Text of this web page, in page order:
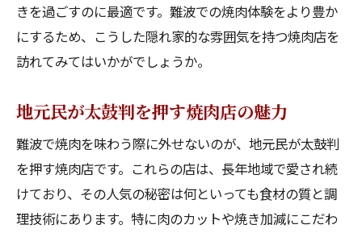
きを過ごすのに最適です。難波での焼肉体験をより豊か
にするため、こうした隠れ家的な雰囲気を持つ焼肉店を
訪れてみてはいかがでしょうか。
地元民が太鼓判を押す焼肉店の魅力
難波で焼肉を味わう際に外せないのが、地元民が太鼓判
を押す焼肉店です。これらの店は、長年地域で愛され続
けており、その人気の秘密は何といっても食材の質と調
理技術にあります。特に肉のカットや焼き加減にこだわ